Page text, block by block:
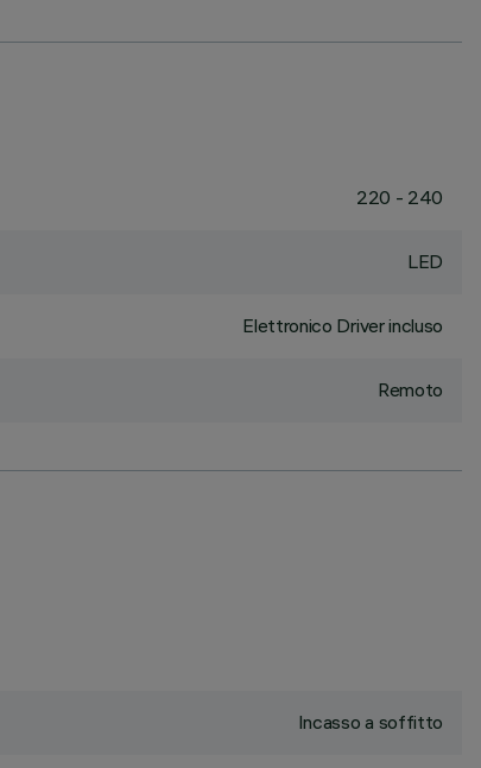
220 - 240
LED
Elettronico Driver incluso
Remoto
Incasso a soffitto